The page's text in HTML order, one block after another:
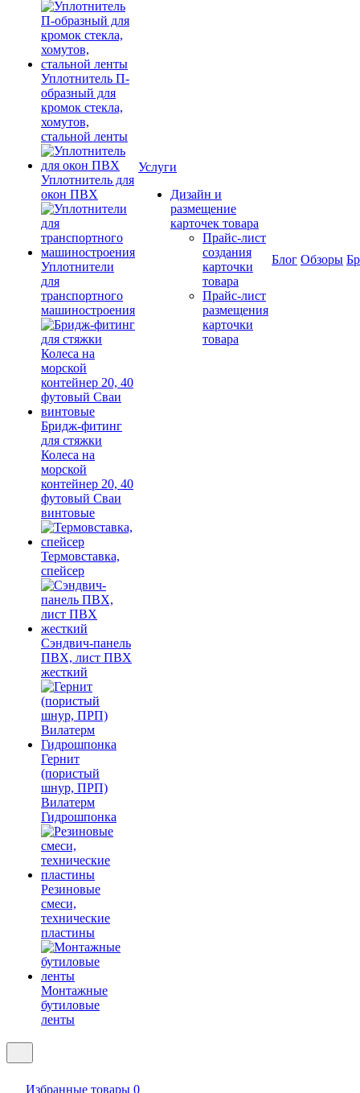
Уплотнитель П-
образный для
кромок стекла,
хомутов,
стальной ленты
Уплотнитель для
окон ПВХ
Уплотнители
для
транспортного
машиностроения
Бридж-фитинг
для стяжки
Колеса на
морской
контейнер 20, 40
футовый Сваи
винтовые
Термовставка,
спейсер
Сэндвич-панель
ПВХ, лист ПВХ
жесткий
Гернит
(пористый
шнур, ПРП)
Вилатерм
Гидрошпонка
Резиновые
смеси,
технические
пластины
Монтажные
бутиловые
ленты
Услуги
Дизайн и
размещение
карточек товара
Прайс-лист
создания
карточки
товара
Прайс-лист
размещения
карточки
товара
Блог Обзоры
Избранные товары 0